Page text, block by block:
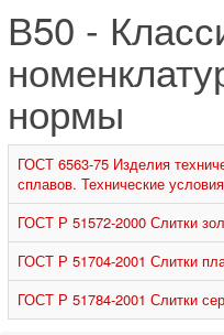
В50 -
нормы
ГОСТ 6563-75 Изделия
сплавов. Технические
ГОСТ Р 51572-2000 Слитки
ГОСТ Р 51704-2001 Слитки
ГОСТ Р 51784-2001 Слитки